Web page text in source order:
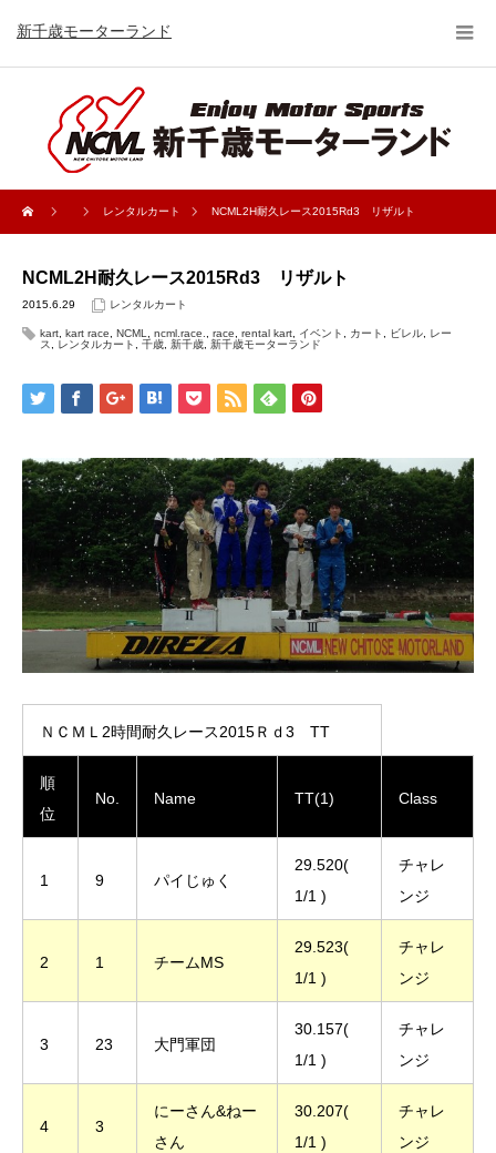
新千歳モーターランド
レンタルカート NCML2H耐久レース2015Rd3 リザルト
NCML2H耐久レース2015Rd3 リザルト
2015.6.29 レンタルカート
kart kart race NCML ncml.race. race rental kart イベント カート ビレル
レー
ス
レンタルカート 千歳 新千歳 新千歳モーターランド
ＮＣＭＬ2時間耐久レース2015Ｒｄ3 TT
順
位
No. Name TT(1) Class
1 9 パイじゅく
29.520(
1/1 )
チャレ
ンジ
2 1 チームMS
29.523(
1/1 )
チャレ
ンジ
3 23 大門軍団
30.157(
1/1 )
チャレ
ンジ
4 3
にーさん&ねー
さん
30.207(
1/1 )
チャレ
ンジ